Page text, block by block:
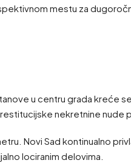
mestu za
u centru grada kreće
nekretnine nude
Novi Sad kontinualno
lociranim delovima.